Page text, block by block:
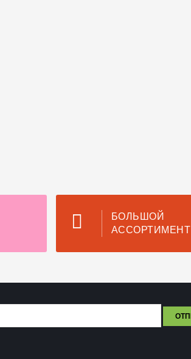
БОЛЬШОЙ
АССОРТИМЕНТ